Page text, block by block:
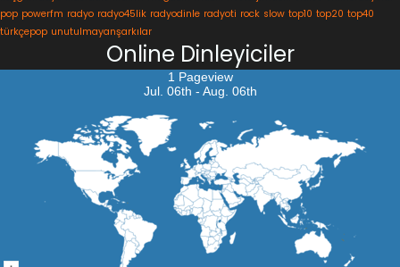
pop powerfm radyo radyo45lik radyodinle radyoti rock slow top10 top20 top40
türkçepop unutulmayanşarkılar
Online Dinleyiciler
1 Pageview
Jul. 06th - Aug. 06th